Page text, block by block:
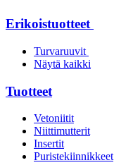
Erikoistuotteet
Turvaruuvit
Näytä kaikki
Tuotteet
Vetoniitit
Niittimutterit
Insertit
Puristekiinnikkeet